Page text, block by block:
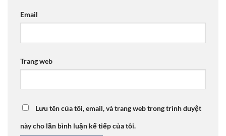
Email
Trang web
Lưu tên của tôi, email, và trang web trong trình duyệt
này cho lần bình luận kế tiếp của tôi.